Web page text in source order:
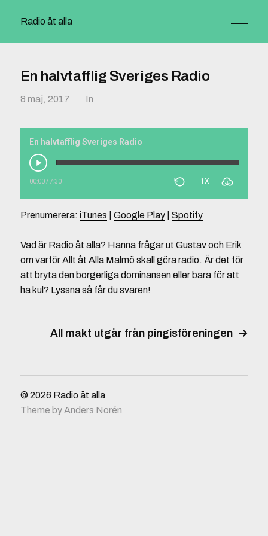
Radio åt alla
En halvtafflig Sveriges Radio
8 maj, 2017 In
En halvtafflig Sveriges Radio
00:00/7:30 1X
Prenumerera: iTunes Google Play| Spotify
Vad är Radio åt alla? Hanna frågar ut Gustav och Erik
om varför Allt åt Alla Malmö skall göra radio. Är det för
att bryta den borgerliga dominansen eller bara för att
ha kul? Lyssna så får du svaren!
All makt utgår från pingisföreningen
© 2026 Radio åt alla
Theme byAnders Norén